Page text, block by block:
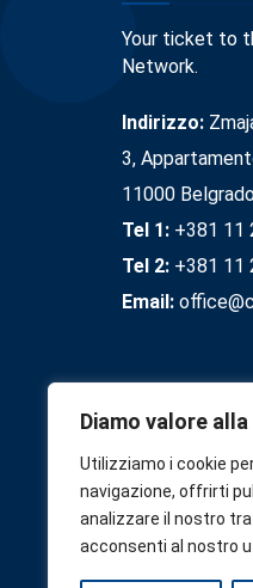
Diamo valore
Utilizziamo i cookie
navigazione, offrirti
analizzare il nostro
acconsenti al nostro
Your ticket to
Network.
Indirizzo:
3,
11000
Tel 1: +381 11
Tel 2: +381 11
Email: